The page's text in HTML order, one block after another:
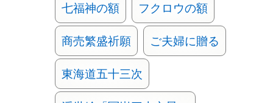
七福神の額 フクロウの額
商売繁盛祈願 ご夫婦に贈る
東海道五十三次